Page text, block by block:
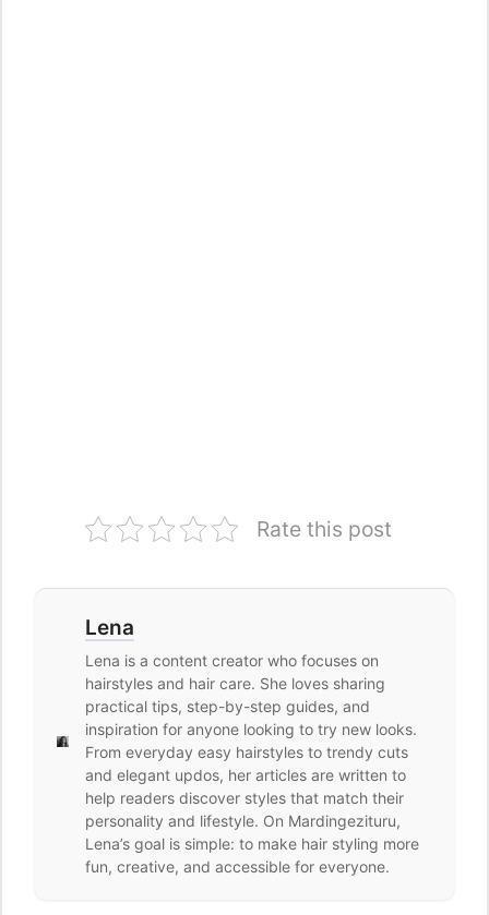
Rate this post
Lena
Lena is a content creator who focuses on
hairstyles and hair care. She loves sharing
practical tips, step-by-step guides, and
inspiration for anyone looking to try new looks.
From everyday easy hairstyles to trendy cuts
and elegant updos, her articles are written to
help readers discover styles that match their
personality and lifestyle. On Mardingezituru,
Lena’s goal is simple: to make hair styling more
fun, creative, and accessible for everyone.